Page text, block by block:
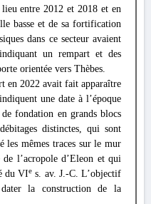
lieu entre 2012 et 2018 et en
basse et de sa fortification
dans ce secteur avaient
un rempart et des
orientée vers Thèbes.
en 2022 avait fait apparaître
une date à l’époque
fondation en grands blocs
distinctes, qui sont
les mêmes traces sur le mur
l’acropole d’Eleon et qui
du VIe s. av. J.-C. L’objectif
la construction de la